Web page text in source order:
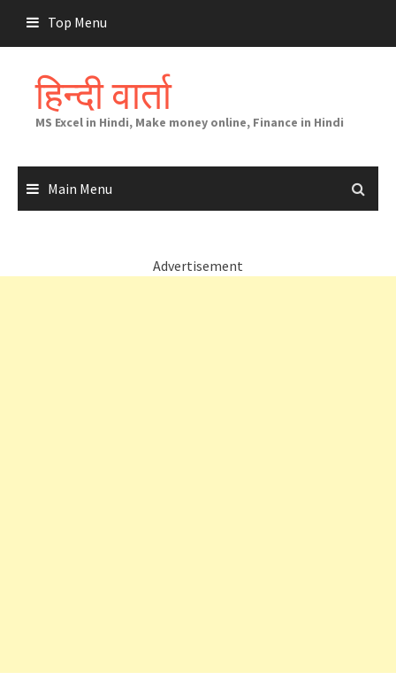
content
Top Menu
हिन्दी वार्ता
MS Excel in Hindi, Make money online, Finance in Hindi
Main Menu
Advertisement